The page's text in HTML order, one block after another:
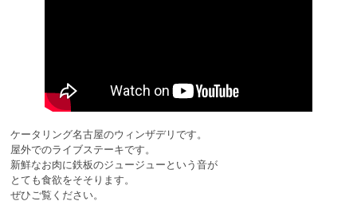
ケータリング名古屋のウィンザデリです。
屋外でのライブステーキです。
新鮮なお肉に鉄板のジュージューという音が
とても食欲をそそります。
ぜひご覧ください。